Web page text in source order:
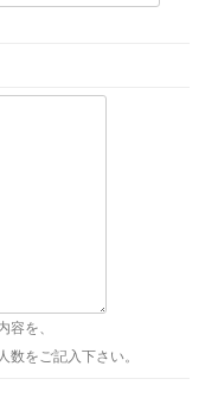
を、
をご記入下さい。